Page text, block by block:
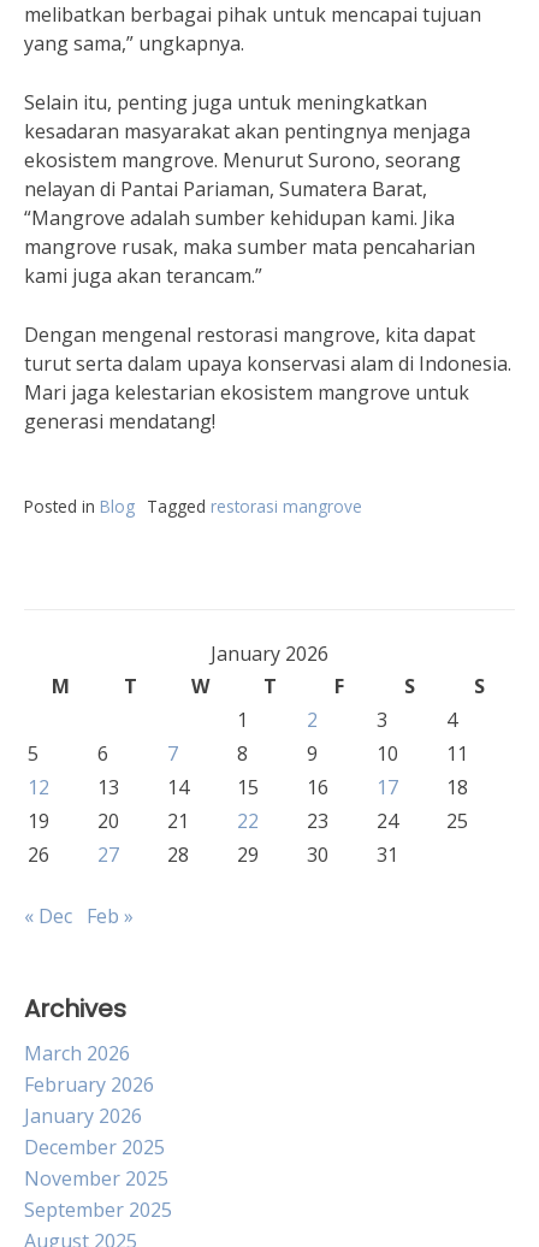
melibatkan berbagai pihak untuk mencapai tujuan
yang sama,” ungkapnya.
Selain itu, penting juga untuk meningkatkan
kesadaran masyarakat akan pentingnya menjaga
ekosistem mangrove. Menurut Surono, seorang
nelayan di Pantai Pariaman, Sumatera Barat,
“Mangrove adalah sumber kehidupan kami. Jika
mangrove rusak, maka sumber mata pencaharian
kami juga akan terancam.”
Dengan mengenal restorasi mangrove, kita dapat
turut serta dalam upaya konservasi alam di Indonesia.
Mari jaga kelestarian ekosistem mangrove untuk
generasi mendatang!
Posted in Blog Tagged restorasi mangrove
January 2026
M
T W T F S
S
1
2 3
4
5
6 7 8 9 10
11
12
13 14 15 16 17
18
19
20 21 22 23 24
25
26
27 28 29 30 31
« Dec Feb »
Archives
March 2026
February 2026
January 2026
December 2025
November 2025
September 2025
August 2025